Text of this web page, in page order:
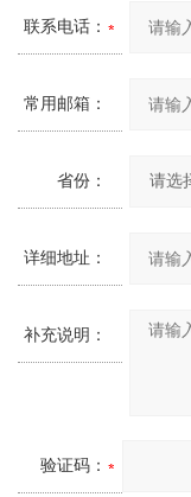
联系电话：
常用邮箱：
省份：
详细地址：
补充说明：
验证码：